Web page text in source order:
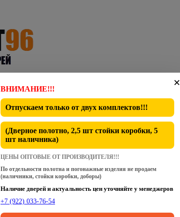
✕
ВНИМАНИЕ!!!
Отпускаем только от двух комплектов!!!
(Дверное полотно, 2,5 шт стойки коробки, 5
шт наличника)
ЦЕНЫ ОПТОВЫЕ ОТ ПРОИЗВОДИТЕЛЯ!!!
По отдельности полотна и погонажные изделия не продаем
(наличники, стойки коробки, доборы)
Наличие дверей и актуальность цен уточняйте у менеджеров
+7 (922) 033-76-54